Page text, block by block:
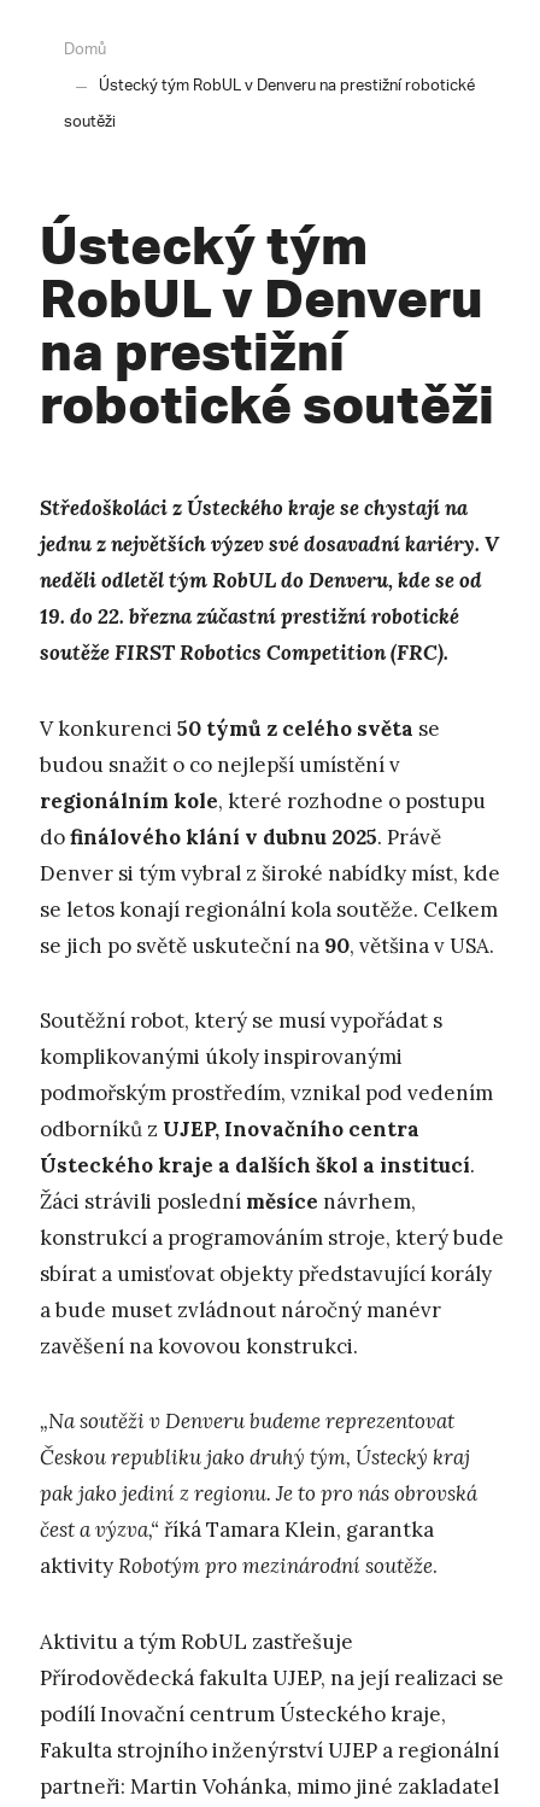
Domů
Ústecký tým RobUL v Denveru na prestižní robotické
soutěži
Ústecký tým
RobUL v Denveru
na prestižní
robotické soutěži
Středoškoláci z Ústeckého kraje se chystají na
jednu z největších výzev své dosavadní kariéry. V
neděli odletěl tým RobUL do Denveru, kde se od
19. do 22. března zúčastní prestižní robotické
soutěže FIRST Robotics Competition (FRC).
V konkurenci 50 týmů z celého světa se
budou snažit o co nejlepší umístění v
regionálním kole, které rozhodne o postupu
dofinálového klání v dubnu 2025. Právě
Denver si tým vybral z široké nabídky míst, kde
se letos konají regionální kola soutěže. Celkem
se jich po světě uskuteční na 90, většina v USA.
Soutěžní robot, který se musí vypořádat s
komplikovanými úkoly inspirovanými
podmořským prostředím, vznikal pod vedením
odborníků z UJEP, Inovačního centra
Ústeckého kraje a dalších škol a institucí.
Žáci strávili poslední měsíce návrhem,
konstrukcí a programováním stroje, který bude
sbírat a umisťovat objekty představující korály
a bude muset zvládnout náročný manévr
zavěšení na kovovou konstrukci.
„Na soutěži v Denveru budeme reprezentovat
Českou republiku jako druhý tým, Ústecký kraj
pak jako jediní z regionu. Je to pro nás obrovská
čest a výzva,“ říká Tamara Klein, garantka
aktivityRobotým pro mezinárodní soutěže.
Aktivitu a tým RobUL zastřešuje
Přírodovědecká fakulta UJEP, na její realizaci se
podílí Inovační centrum Ústeckého kraje,
Fakulta strojního inženýrství UJEP a regionální
partneři: Martin Vohánka, mimo jiné zakladatel